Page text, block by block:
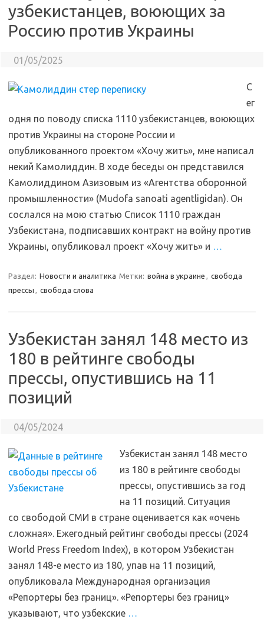
узбекистанцев, воюющих за
Россию против Украины
01/05/2025
С
ег
одня по поводу списка 1110 узбекистанцев, воюющих
против Украины на стороне России и
опубликованного проектом «Хочу жить», мне написал
некий Камолиддин. В ходе беседы он представился
Камолиддином Азизовым из «Агентства оборонной
промышленности» (Mudofa sanoati agentligidan). Он
сослался на мою статью Список 1110 граждан
Узбекистана, подписавших контракт на войну против
Украины, опубликовал проект «Хочу жить» и …
Раздел: Новости и аналитика Метки: война в украине , свобода
прессы , свобода слова
Узбекистан занял 148 место из
180 в рейтинге свободы
прессы, опустившись на 11
позиций
04/05/2024
Узбекистан занял 148 место
из 180 в рейтинге свободы
прессы, опустившись за год
на 11 позиций. Ситуация
со свободой СМИ в стране оценивается как «очень
сложная». Ежегодный рейтинг свободы прессы (2024
World Press Freedom Index), в котором Узбекистан
занял 148-е место из 180, упав на 11 позиций,
опубликовала Международная организация
«Репортеры без границ». «Репортеры без границ»
указывают, что узбекские …